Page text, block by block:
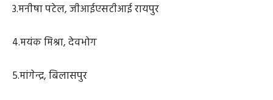
3.मनीषा पटेल, जीआईएसटीआई रायपुर
4.मयंक मिश्रा, देवभोग
5.मांगेन्द्र, बिलासपुर